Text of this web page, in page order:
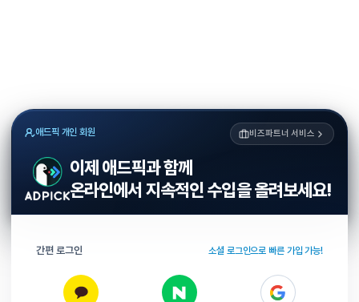
애드픽 개인 회원 비즈파트너 서비스
이제 애드픽과 함께
온라인에서 지속적인 수입을 올려보세요!
간편 로그인 소셜 로그인으로 빠른 가입 가능!